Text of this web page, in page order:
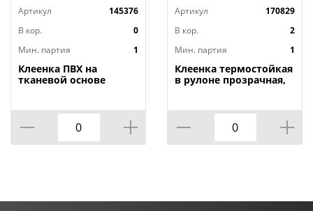
Артикул
145376
В кор.
0
Мин. партия
1
Клеенка ПВХ на
тканевой основе
потертости, грязные
края
Артикул
170829
В кор.
2
Мин. партия
1
Клеенка термостойкая
в рулоне прозрачная,
HOZBAT